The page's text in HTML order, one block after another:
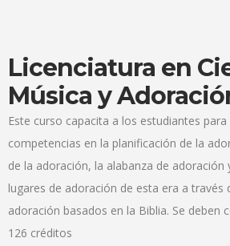
Licenciatura en
Música y
Este curso capacita a los estudiantes
competencias en la planificación de la
de la adoración, la alabanza de adoración
lugares de adoración de esta era a través
adoración basados en la Biblia. Se deben
126 créditos